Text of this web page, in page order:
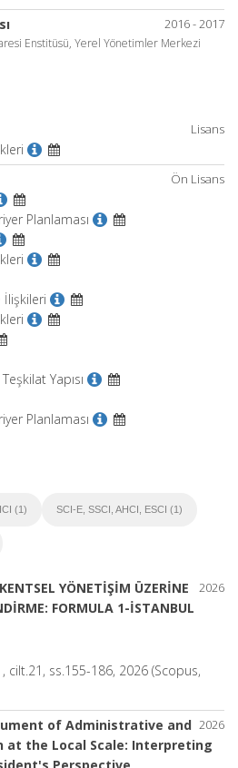
2016 - 2017
Enstitüsü, Yerel Yönetimler Merkezi
Lisans
Ön Lisans
Planlaması
İlişkileri
Yapısı
Planlaması
(1) SCI-E, SSCI, AHCI, ESCI (1)
2026
YÖNETİŞİM ÜZERİNE
FORMULA 1-İSTANBUL
, cilt.21, ss.155-186, 2026 (Scopus,
2026
of Administrative and
at the Local Scale: Interpreting